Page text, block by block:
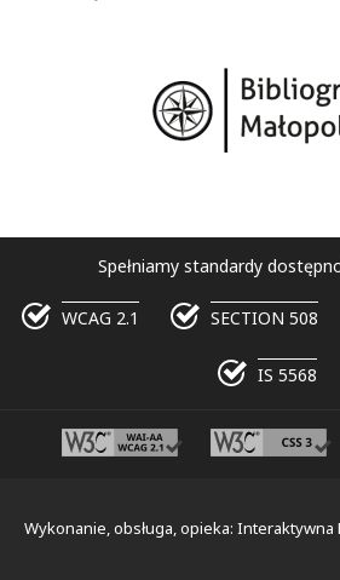
Spełniamy standardy
WCAG 2.1 SECTION 508
IS 5568
Wykonanie, obsługa, opieka: Interaktywna